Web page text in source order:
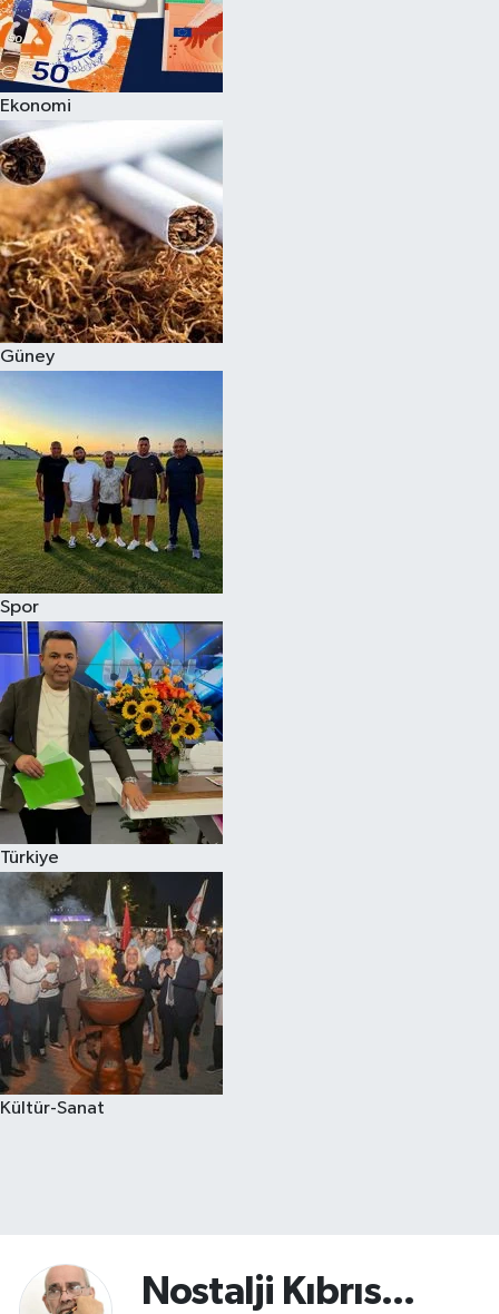
Ekonomi
Güney
Spor
Türkiye
Kültür-Sanat
Nostalji Kıbrıs...